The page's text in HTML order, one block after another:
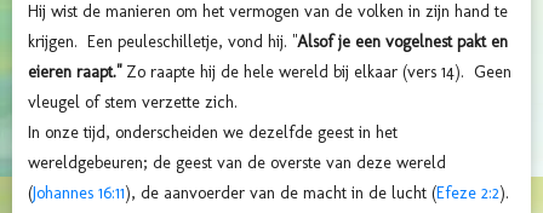
Hij wist de manieren om het vermogen van de volken in zijn hand te
krijgen. Een peuleschilletje, vond hij. "Alsof je een vogelnest pakt en
eieren raapt." Zo raapte hij de hele wereld bij elkaar (vers 14). Geen
vleugel of stem verzette zich.
In onze tijd, onderscheiden we dezelfde geest in het
wereldgebeuren; de geest van de overste van deze wereld
(Johannes 16:11), de aanvoerder van de macht in de lucht (Efeze 2:2).